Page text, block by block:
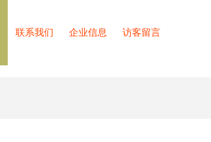
联系我们 企业信息 访客留言